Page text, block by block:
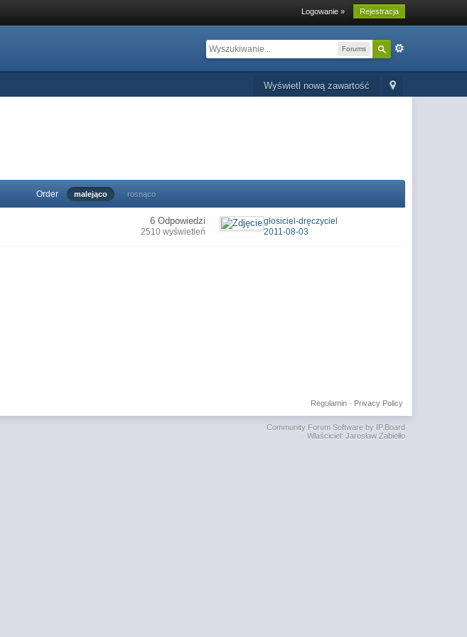
Logowanie » Rejestracja
Forums
Wyświetl nową zawartość
Order malejąco rosnąco
6 Odpowiedzi
2510 wyświetleń
głosiciel-dręczyciel
2011-08-03
Privacy Policy
Regulamin·
Community Forum Software by IP.Board
Właściciel: Jarosław Zabiełło